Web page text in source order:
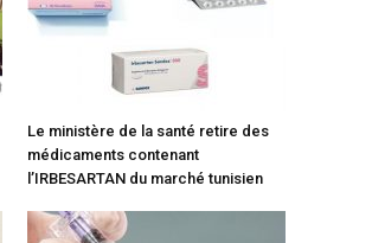
Le ministère de la santé retire des
médicaments contenant
l’IRBESARTAN du marché tunisien